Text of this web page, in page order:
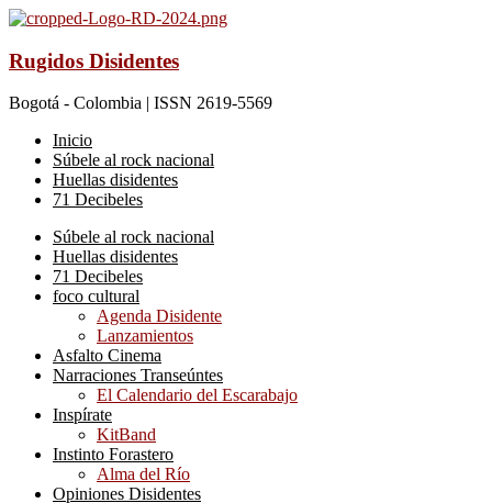
Rugidos Disidentes
Bogotá - Colombia | ISSN 2619-5569
Inicio
Súbele al rock nacional
Huellas disidentes
71 Decibeles
Súbele al rock nacional
Huellas disidentes
71 Decibeles
foco cultural
Agenda Disidente
Lanzamientos
Asfalto Cinema
Narraciones Transeúntes
El Calendario del Escarabajo
Inspírate
KitBand
Instinto Forastero
Alma del Río
Opiniones Disidentes